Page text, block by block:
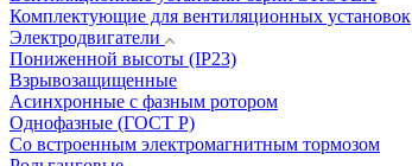
Комплектующие для вентиляционных установок
Электродвигатели
Пониженной высоты (IP23)
Взрывозащищенные
Асинхронные с фазным ротором
Однофазные (ГОСТ Р)
Со встроенным электромагнитным тормозом